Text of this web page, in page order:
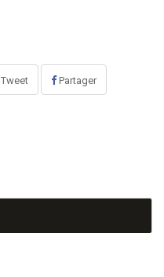
Tweet Partager